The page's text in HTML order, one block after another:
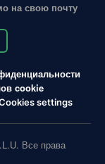
на свою почту
cookie
settings
Все права